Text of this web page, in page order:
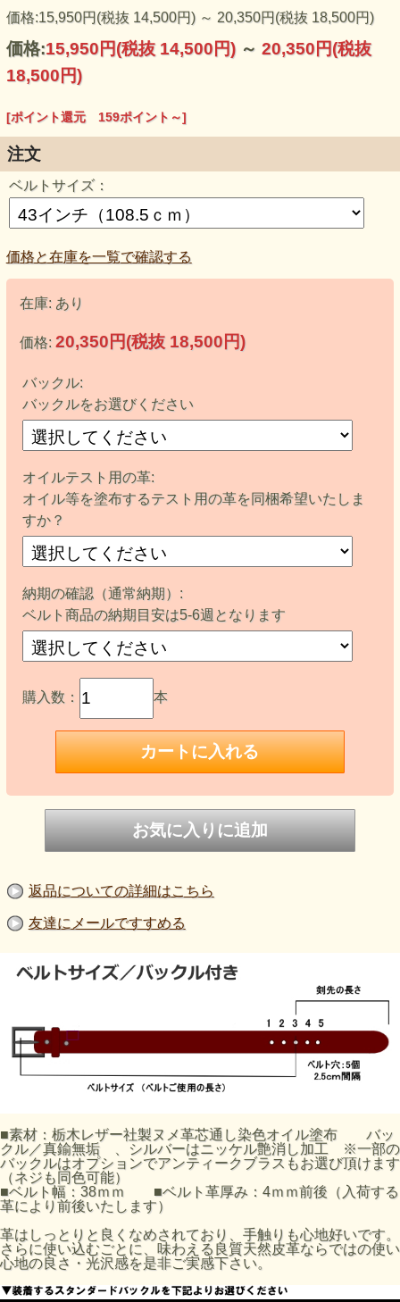
老舗皮革会社「栃木レザー」（旧・栃木皮革）、良質の北米
産原皮をオリジナル植物性タンニンエキス（ブラジル産ミモ
ザ樹皮から抽出）に約20日間もの時間をかけ、十分になめし
た拘りのヌメ革にオイルとタンニンを含ませて染色加脂した
良質の牛革を使用しました。
腰に巻いた際にも良く馴染みます。 装着するバックルも
Siskiyou社をはじめ様々なバックルメーカーの製品にもピッ
タリとフィットします。
人気のバックルとのセット販売商品です。下記よりお好みの
バックルをお選び下さい。上記商品画像のベルトに付いてい
価格:15,950円(税抜 14,500円) ～ 20,350円(税抜 18,500円)
価格:15,950円(税抜 14,500円) ～ 20,350円(税抜
18,500円)
[ポイント還元 159ポイント～]
注文
ベルトサイズ：
価格と在庫を一覧で確認する
在庫: あり
価格: 20,350円(税抜 18,500円)
バックル:
バックルをお選びください
オイルテスト用の革:
オイル等を塗布するテスト用の革を同梱希望いたしま
すか？
納期の確認（通常納期）:
ベルト商品の納期目安は5-6週となります
購入数： 本
返品についての詳細はこちら
友達にメールですすめる
■素材：栃木レザー社製ヌメ革芯通し染色オイル塗布 バッ
クル／真鍮無垢 、シルバーはニッケル艶消し加工 ※一部の
バックルはオプションでアンティークブラスもお選び頂けます
（ネジも同色可能）
■ベルト幅：38ｍｍ ■ベルト革厚み：4ｍｍ前後（入荷する
革により前後いたします）
革はしっとりと良くなめされており、手触りも心地好いです。
さらに使い込むごとに、味わえる良質天然皮革ならではの使い
心地の良さ・光沢感を是非ご実感下さい。